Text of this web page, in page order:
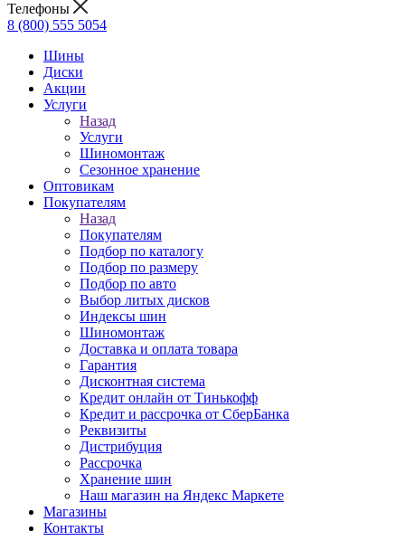
Телефоны
8 (800) 555 5054
Шины
Диски
Акции
Услуги
Назад
Услуги
Шиномонтаж
Сезонное хранение
Оптовикам
Покупателям
Назад
Покупателям
Подбор по каталогу
Подбор по размеру
Подбор по авто
Выбор литых дисков
Индексы шин
Шиномонтаж
Доставка и оплата товара
Гарантия
Дисконтная система
Кредит онлайн от Тинькофф
Кредит и рассрочка от СберБанка
Реквизиты
Дистрибуция
Рассрочка
Хранение шин
Наш магазин на Яндекс Маркете
Магазины
Контакты